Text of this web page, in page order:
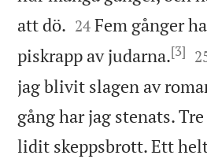
att dö. 

24 Fem gånger
piskrapp av judarna.[3] 
jag blivit slagen av
gång har jag stenats.
lidit skeppsbrott. Ett